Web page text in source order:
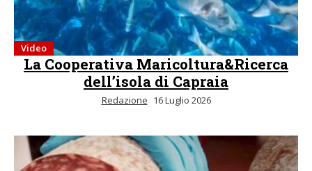
Video
La Cooperativa Maricoltura&Ricerca
dell’isola di Capraia
Redazione 16 Luglio 2026